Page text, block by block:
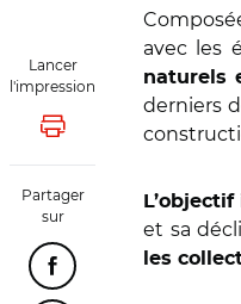
Lancer
l'impression
Lancer l'impression
Partager
sur
Partager cette page
avec les
naturels
derniers
et sa
les